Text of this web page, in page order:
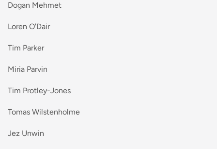
Dogan Mehmet
Loren O'Dair
Tim Parker
Miria Parvin
Tim Protley-Jones
Tomas Wilstenholme
Jez Unwin